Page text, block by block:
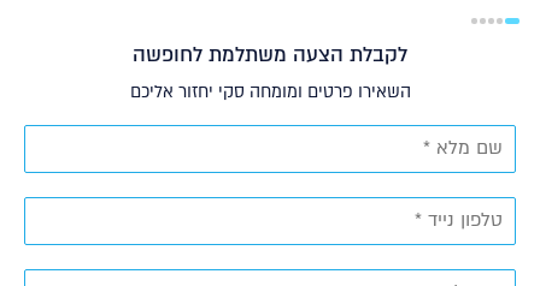
לקבלת הצעה משתלמת לחופשה
השאירו פרטים ומומחה סקי יחזור אליכם